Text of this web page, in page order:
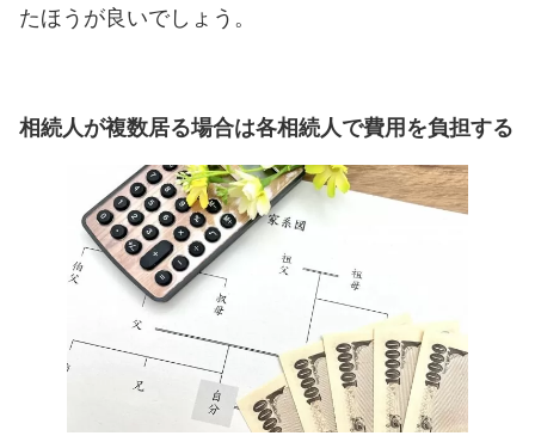
たほうが良いでしょう。
相続人が複数居る場合は各相続人で費用を負担する